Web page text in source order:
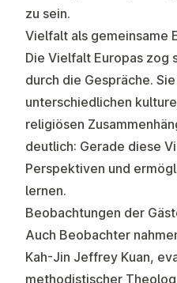
zu sein.
Vielfalt als gemeinsame
Die Vielfalt Europas zog
durch die Gespräche.
unterschiedlichen
religiösen
deutlich: Gerade diese
Perspektiven und
lernen.
Beobachtungen der
Auch Beobachter
Kah-Jin Jeffrey Kuan,
methodistischer